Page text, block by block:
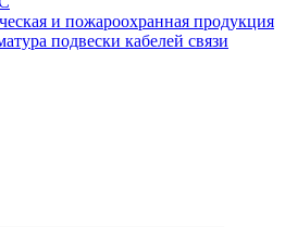
и пожароохранная продукция
подвески кабелей связи